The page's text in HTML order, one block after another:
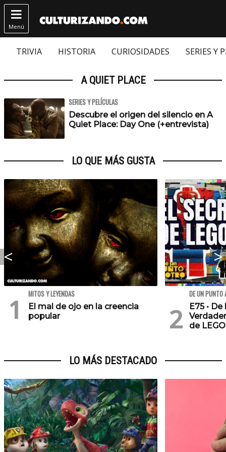

Menú
TRIVIA HISTORIA CURIOSIDADES SERIES Y
A QUIET PLACE
SERIES Y PELÍCULAS
Descubre el origen del silencio en A
Quiet Place: Day One (+entrevista)
LO QUE MÁS GUSTA
MITOS Y LEYENDAS
El mal de ojo en la creencia
popular
DE UN PUNTO
E75 •
de
LO MÁS DESTACADO